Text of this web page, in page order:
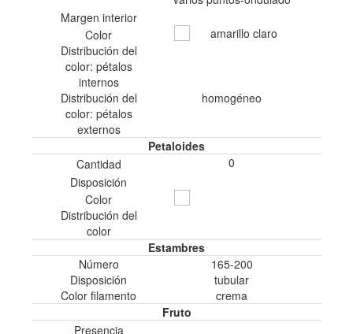
Margen interior
Color
amarillo claro
Distribución del
color: pétalos
internos
Distribución del
color: pétalos
externos
homogéneo
Petaloides
Cantidad
0
Disposición
Color
Distribución del
color
Estambres
Número
165-200
Disposición
tubular
Color filamento
crema
Fruto
Presencia